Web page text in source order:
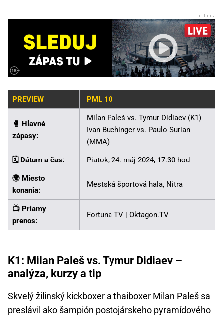
PREVIEW PML 10
🥊️ Hlavné
zápasy:
Milan Paleš vs. Tymur Didiaev (K1)
Ivan Buchinger vs. Paulo Surian
(MMA)
🗓️ Dátum a čas: Piatok, 24. máj 2024, 17:30 hod
🌍 Miesto
konania:
Mestská športová hala, Nitra
📺 Priamy
prenos:
Fortuna TV | Oktagon.TV
K1: Milan Paleš vs. Tymur Didiaev –
analýza, kurzy a tip
Skvelý žilinský kickboxer a thaiboxer Milan Paleš sa
preslávil ako šampión postojárskeho pyramídového